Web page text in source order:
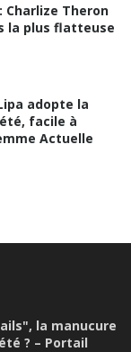
Charlize Theron
la plus flatteuse
adopte la
facile à
Actuelle
la manucure
? – Portail